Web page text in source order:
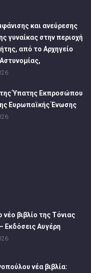
και ανεύρεσης
γυναίκας στην περιοχή
από το Αρχηγείο
Ύπατης Εκπροσώπου
Ευρωπαϊκής Ένωσης
νέο βιβλίο της Τόνιας
Εκδόσεις Αυγέρη
νέα βιβλία: